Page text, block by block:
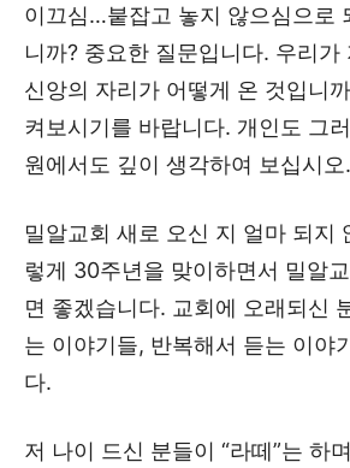
이끄심…붙잡고 놓지 않으심으로
니까? 중요한 질문입니다. 우리가
신앙의 자리가 어떻게 온 것입니
켜보시기를 바랍니다. 개인도 그
원에서도 깊이 생각하여 보십시오.
밀알교회 새로 오신 지 얼마 되지
렇게 30주년을 맞이하면서 밀알
면 좋겠습니다. 교회에 오래되신
는 이야기들, 반복해서 듣는 이야
다.
저 나이 드신 분들이 “라떼”는 하